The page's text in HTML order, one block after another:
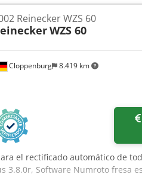
Cloppenburg 8.419 km
Reinecker WZS 60
WZS 60
el rectificado automático de
3.8.0r, Software Numroto fresa